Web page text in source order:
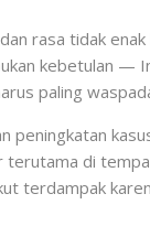
rasa tidak
kebetulan
paling
peningkatan
di
terdampak